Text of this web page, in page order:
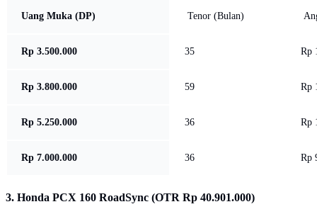
Uang Muka (DP) Tenor (Bulan)
Rp 3.500.000 35 Rp
Rp 3.800.000 59 Rp
Rp 5.250.000 36 Rp
Rp 7.000.000 36 Rp
3. Honda PCX 160 RoadSync (OTR Rp 40.901.000)